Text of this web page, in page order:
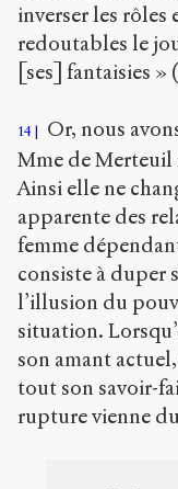
inverser les rôles
redoutables le
[ses] fantaisies
14
Or, nous
Mme de Merteuil
Ainsi elle ne
apparente des
femme
consiste à duper
l’illusion du
situation.
son amant
tout son savoir-
rupture vienne